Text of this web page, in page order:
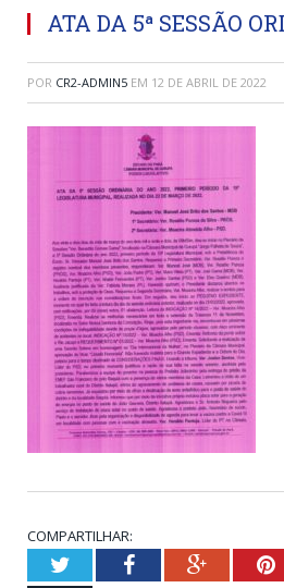
ATA DA 5ª SESSÃO
POR CR2-ADMIN5 EM 12 DE ABRIL DE 2022
COMPARTILHAR:
TwitterFacebookGoogle+